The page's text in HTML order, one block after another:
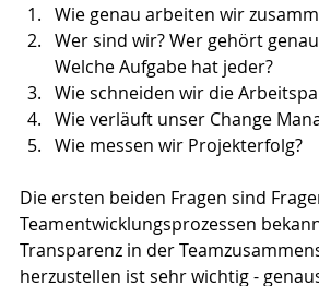
Wie genau arbeiten wir
Wer sind wir? Wer gehört
Welche Aufgabe hat jeder?
Wie schneiden wir die
Wie verläuft unser Change
Wie messen wir Projekterfolg?
Die ersten beiden Fragen sind
Teamentwicklungsprozessen
Transparenz in der
herzustellen ist sehr wichtig -